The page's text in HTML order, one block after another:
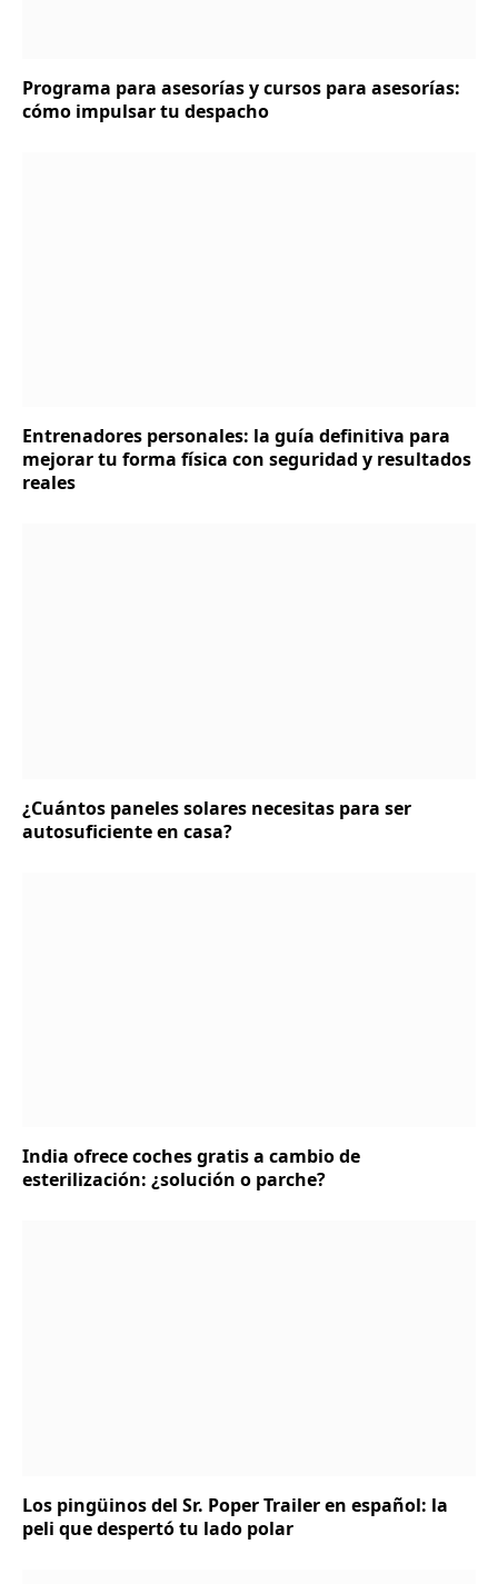
Programa para asesorías y cursos para asesorías:
cómo impulsar tu despacho
Entrenadores personales: la guía definitiva para
mejorar tu forma física con seguridad y resultados
reales
¿Cuántos paneles solares necesitas para ser
autosuficiente en casa?
India ofrece coches gratis a cambio de
esterilización: ¿solución o parche?
Los pingüinos del Sr. Poper Trailer en español: la
peli que despertó tu lado polar